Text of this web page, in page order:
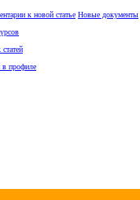
к новой статье Новые документы
профиле